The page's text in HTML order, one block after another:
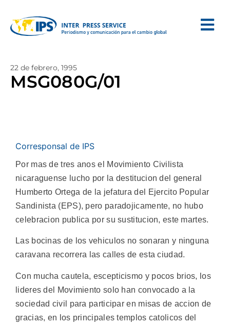
22 de febrero, 1995
MSG080G/01
Corresponsal de IPS
Por mas de tres anos el Movimiento Civilista
nicaraguense lucho por la destitucion del general
Humberto Ortega de la jefatura del Ejercito Popular
Sandinista (EPS), pero paradojicamente, no hubo
celebracion publica por su sustitucion, este martes.
Las bocinas de los vehiculos no sonaran y ninguna
caravana recorrera las calles de esta ciudad.
Con mucha cautela, escepticismo y pocos brios, los
lideres del Movimiento solo han convocado a la
sociedad civil para participar en misas de accion de
gracias, en los principales templos catolicos del